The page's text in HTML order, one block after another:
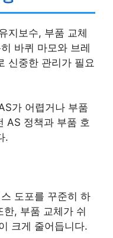
지보수, 부품 교체
바퀴 마모와 브레
신중한 관리가 필요
가 어렵거나 부품
AS 정책과 부품 호
.
도포를 꾸준히 하
한, 부품 교체가 쉬
크게 줄어듭니다.